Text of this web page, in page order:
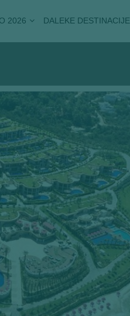
2026 DALEKE DESTINACIJE